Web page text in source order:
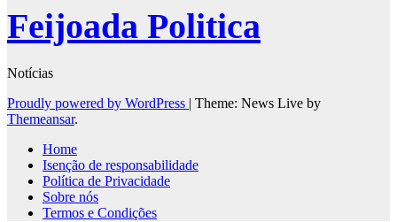
Feijoada Politica
Notícias
Proudly powered by WordPress | Theme: News Live by
Themeansar.
Home
Isenção de responsabilidade
Política de Privacidade
Sobre nós
Termos e Condições